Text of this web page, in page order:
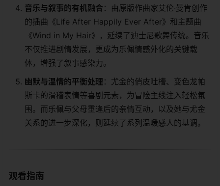
​音乐与叙事的有机融合​ ​：由原版作曲家艾伦·曼肯创作
的插曲《Life After Happily Ever After》和主题曲
《Wind in My Hair》，延续了迪士尼歌舞传统。音乐
不仅推进剧情发展，更成为乐佩情感外化的关键载
体，增强了叙事感染力。
​幽默与温情的平衡处理​ ​：尤金的俏皮吐槽、变色龙帕
斯卡的滑稽表情等喜剧元素，为冒险主线注入轻松氛
围。而乐佩与父母重逢后的亲情互动，以及她与尤金
关系的进一步深化，则延续了系列温暖感人的基调。
观看指南